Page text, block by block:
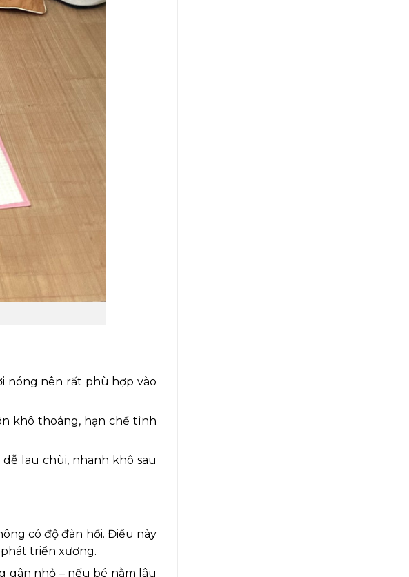
nóng nên rất phù hợp vào
khô thoáng, hạn chế tình
lau chùi, nhanh khô sau
có độ đàn hồi. Điều này
triển xương.
gân nhỏ – nếu bé nằm lâu